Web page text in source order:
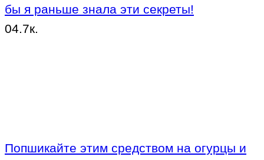
бы я раньше знала эти секреты!
04.7к.
Попшикайте этим средством на огурцы и